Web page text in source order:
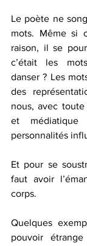
Le poète ne
mots. Même si
raison, il se
c’était les
danser ? Les
des
nous, avec
et
personnalités
Et pour se
faut avoir
corps.
Quelques
pouvoir